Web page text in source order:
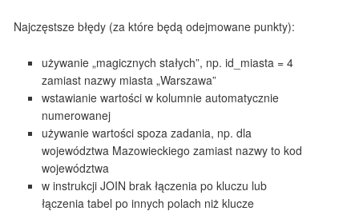
Najczęstsze błędy (za które będą odejmowane punkty):
używanie „magicznych stałych”, np. id_miasta = 4
zamiast nazwy miasta „Warszawa”
wstawianie wartości w kolumnie automatycznie
numerowanej
używanie wartości spoza zadania, np. dla
województwa Mazowieckiego zamiast nazwy to kod
województwa
w instrukcji JOIN brak łączenia po kluczu lub
łączenia tabel po innych polach niż klucze